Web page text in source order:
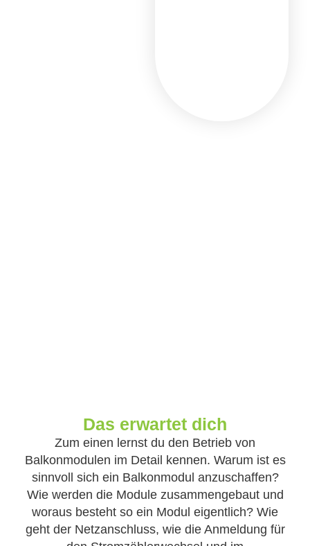
Das erwartet dich
Zum einen lernst du den Betrieb von
Balkonmodulen im Detail kennen. Warum ist es
sinnvoll sich ein Balkonmodul anzuschaffen?
Wie werden die Module zusammengebaut und
woraus besteht so ein Modul eigentlich? Wie
geht der Netzanschluss, wie die Anmeldung für